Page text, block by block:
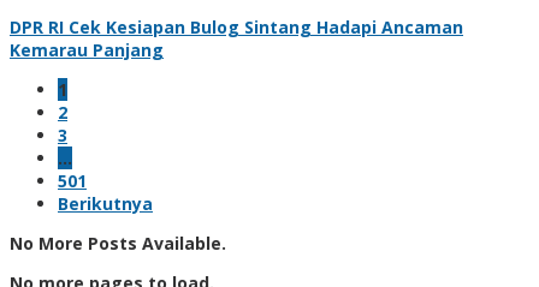
DPR RI Cek Kesiapan Bulog Sintang Hadapi Ancaman
Kemarau Panjang
1
2
3
…
501
Berikutnya
No More Posts Available.